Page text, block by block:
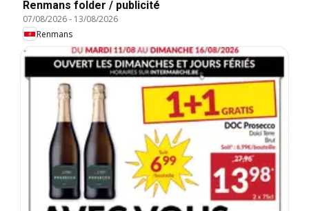
Renmans folder / publicité
07/08/2026- 13/08/2026
Renmans